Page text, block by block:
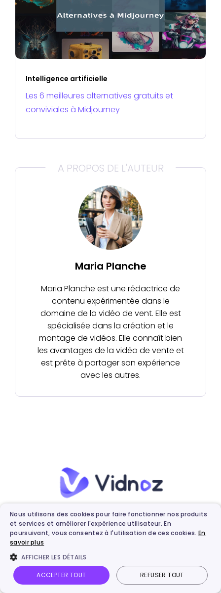
Intelligence artificielle
Les 6 meilleures alternatives gratuits et
conviviales à Midjourney
A PROPOS DE L'AUTEUR
Maria Planche
Maria Planche est une rédactrice de
contenu expérimentée dans le
domaine de la vidéo de vent. Elle est
spécialisée dans la création et le
montage de vidéos. Elle connaît bien
les avantages de la vidéo de vente et
est prête à partager son expérience
avec les autres.
Plateforme de création
vidéos IA et automatisée N°1
Créez vidéos IA gratuites
Nous utilisons des cookies pour faire fonctionner nos produits
et services et améliorer l'expérience utilisateur. En
poursuivant, vous consentez à l'utilisation de ces cookies. En
savoir plus
AFFICHER LES DÉTAILS
ACCEPTER TOUT REFUSER TOUT